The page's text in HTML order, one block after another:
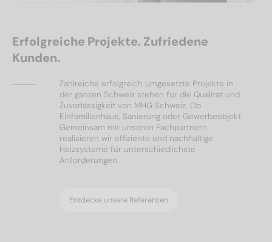
Erfolgreiche Projekte. Zufriedene
Kunden.
Zahlreiche erfolgreich umgesetzte Projekte in
der ganzen Schweiz stehen für die Qualität und
Zuverlässigkeit von MHG Schweiz. Ob
Einfamilienhaus, Sanierung oder Gewerbeobjekt.
Gemeinsam mit unseren Fachpartnern
realisieren wir effiziente und nachhaltige
Heizsysteme für unterschiedlichste
Anforderungen.
Entdecke unsere Referenzen